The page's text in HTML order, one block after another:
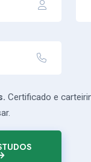
Certificado e